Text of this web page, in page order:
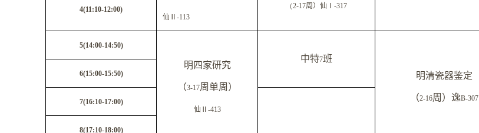
仙 Ⅱ -113
（2-17周）仙 Ⅰ -317
4(11:10-12:00)
5(14:00-14:50)
明四家研究
（3-17周单周）
仙 Ⅱ -413
中特7班
明清瓷器鉴定
（2-16周）逸B-307
6(15:00-15:50)
7(16:10-17:00)
8(17:10-18:00)